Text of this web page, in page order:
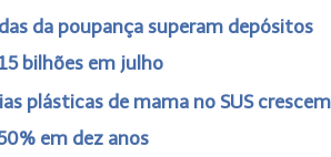
da poupança superam depósitos
bilhões em julho
plásticas de mama no SUS crescem
em dez anos